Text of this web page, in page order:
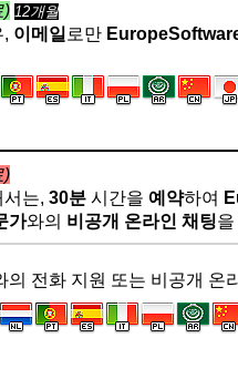
) 12개월
, 이메일 로만
)
는, 30분 시간을 예약하여
가와의 비공개 온라인 채팅
의 전화 지원 또는 비공개 온